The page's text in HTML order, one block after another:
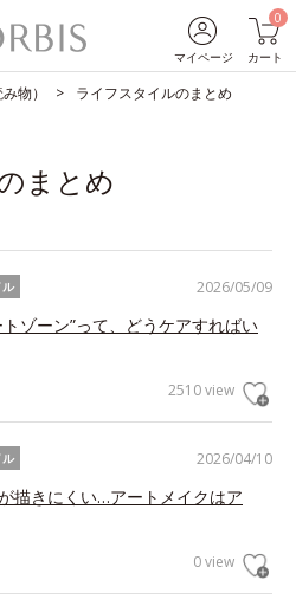
マイページ
0
カート
物） ライフスタイルのまとめ
まとめ
2026/05/09
ル
トゾーン”って、どうケアすればい
2510 view
2026/04/10
ル
描きにくい…アートメイクはア
0 view